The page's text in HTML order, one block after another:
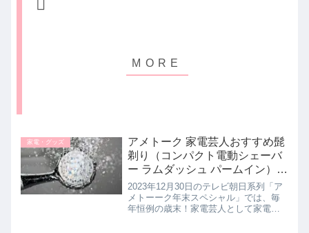
家電・グッズ
アメトーク 家電芸人おすすめ髭
剃り（コンパクト電動シェーバ
ー ラムダッシュ パームイン）の
お取り寄せ。2023年 年末家電
SP｜12月30日
2023年12月30日のテレビ朝日系列「ア
メトーーク年末スペシャル」では、毎
年恒例の歳末！家電芸人として家電好